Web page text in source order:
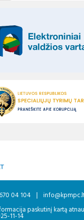
04 104 |
paskutinį kartą
11-14